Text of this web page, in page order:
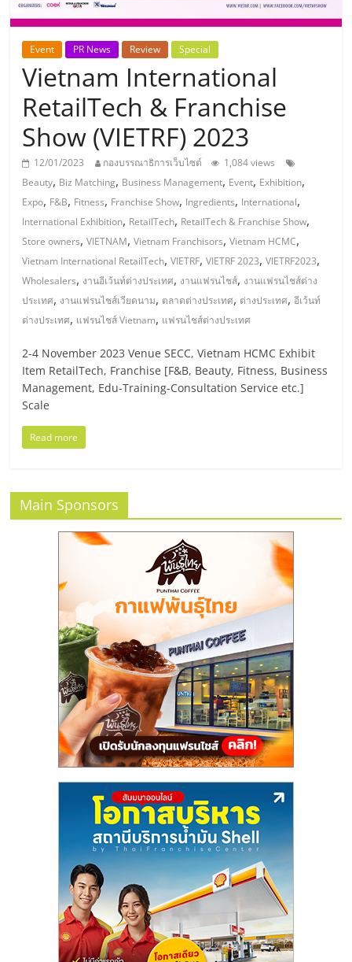
ธุรกิจ
เอ
ส
เอ็
มอี
ไทย,
SMEs,
แฟ
รน
ไชส์,
ที่
ปรึกษา
ไชส์,
รวม
แฟ
ไชส์
ขาย
แฟ
Event PR News Review Special
Vietnam International
RetailTech & Franchise
Show (VIETRF) 2023
12/01/2023 กองบรรณาธิการเว็บไซต์
1,084 views
Beauty, Biz Matching, Business Management, Event, Exhibition,
Expo, F&B, Fitness, Franchise Show, Ingredients, International,
International Exhibition, RetailTech, RetailTech & Franchise Show,
Store owners,VIETNAM,Vietnam Franchisors,Vietnam HCMC,
Vietnam International RetailTech,VIETRF,VIETRF 2023,VIETRF2023,
Wholesalers, งานอีเว้นท์ต่างประเทศ, งานแฟรนไชส์, งานแฟรนไชส์ต่าง
ประเทศ, งานแฟรนไชส์เวียดนาม, ตลาดต่างประเทศ, ต่างประเทศ,อีเว้นท์
ต่างประเทศ, แฟรนไชส์ Vietnam, แฟรนไชส์ต่างประเทศ
2-4 November 2023 Venue SECC, Vietnam HCMC Exhibit
Item RetailTech, Franchise [F&B, Beauty, Fitness, Business
Management, Edu-Training-Consultation Service etc.]
Scale
Read more
Main Sponsors